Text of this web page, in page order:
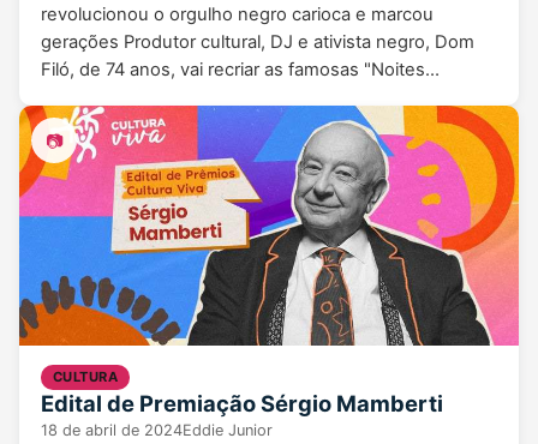
revolucionou o orgulho negro carioca e marcou
gerações Produtor cultural, DJ e ativista negro, Dom
Filó, de 74 anos, vai recriar as famosas "Noites…
📷
CULTURA
Edital de Premiação Sérgio Mamberti
18 de abril de 2024Eddie Junior